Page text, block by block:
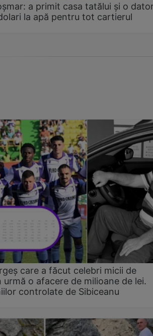
a primit casa tatălui și o
la apă pentru tot cartierul
care a făcut celebri micii de
urmă o afacere de milioane de lei.
controlate de Sibiceanu